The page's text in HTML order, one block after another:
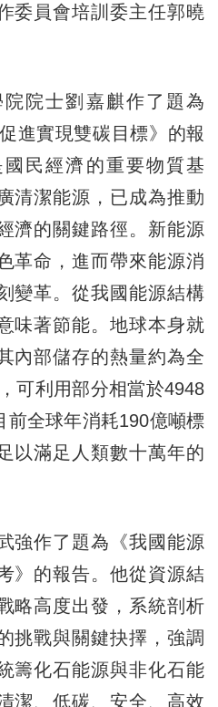
委員會培訓委主任郭曉
院士劉嘉麒作了題為
進實現雙碳目標》的報
民經濟的重要物質基
清潔能源，已成為推動
濟的關鍵路徑。新能源
革命，進而帶來能源消
變革。從我國能源結構
味著節能。地球本身就
內部儲存的熱量約為全
可利用部分相當於4948
前全球年消耗190億噸標
以滿足人類數十萬年的
作了題為《我國能源
》的報告。他從資源結
略高度出發，系統剖析
挑戰與關鍵抉擇，強調
籌化石能源與非化石能
潔、低碳、安全、高效